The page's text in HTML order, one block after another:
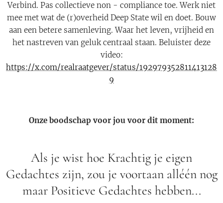
Verbind. Pas collectieve non - compliance toe. Werk niet
mee met wat de (r)overheid Deep State wil en doet. Bouw
aan een betere samenleving. Waar het leven, vrijheid en
het nastreven van geluk centraal staan. Beluister deze
video:
https://x.com/realraatgever/status/192979352811413128
9
Onze boodschap voor jou voor dit moment:
Als je wist hoe Krachtig je eigen
Gedachtes zijn, zou je voortaan alléén nog
maar Positieve Gedachtes hebben...